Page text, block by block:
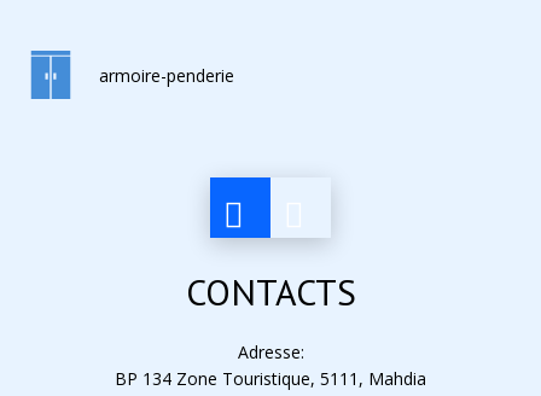
armoire-penderie
CONTACTS
Adresse:
BP 134 Zone Touristique, 5111, Mahdia